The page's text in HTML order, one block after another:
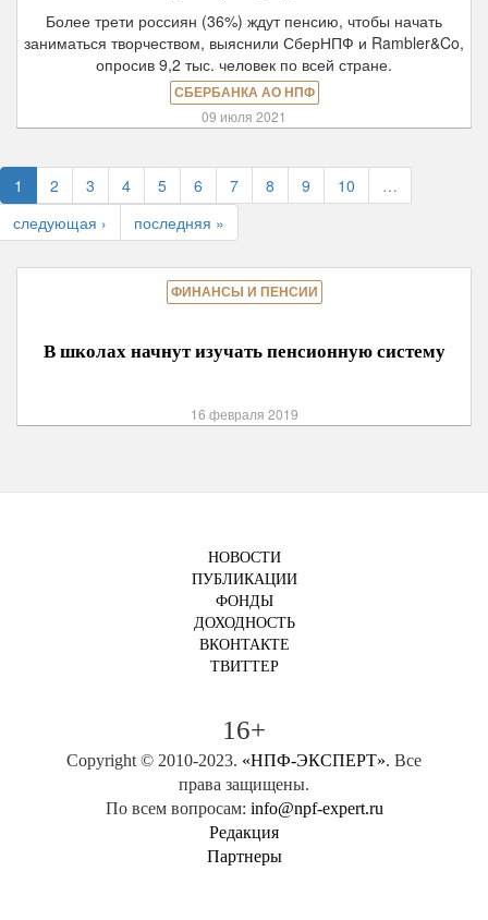
Более трети россиян (36%) ждут пенсию, чтобы начать
заниматься творчеством, выяснили СберНПФ и Rambler&Co,
опросив 9,2 тыс. человек по всей стране.
СБЕРБАНКА АО НПФ
09 июля 2021
1 2 3 4 5 6 7 8 9 10
…
следующая ›
последняя »
ФИНАНСЫ И ПЕНСИИ
В школах начнут изучать пенсионную систему
16 февраля 2019
НОВОСТИ
ПУБЛИКАЦИИ
ФОНДЫ
ДОХОДНОСТЬ
ВКОНТАКТЕ
ТВИТТЕР
16+
Copyright © 2010-2023. «НПФ-ЭКСПЕРТ». Все
права защищены.
По всем вопросам: info@npf-expert.ru
Редакция
Партнеры